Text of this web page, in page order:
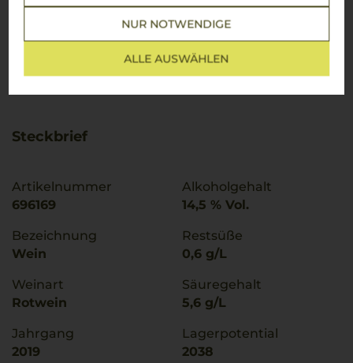
NUR NOTWENDIGE
ALLE AUSWÄHLEN
Weinkunst und als einer der edelsten Weine der Welt. Dieser
Wein wird ausschließlich aus der Sangiovese Grosso Traube
Mehr Weine aus Brunello di Montalcino DOCG
Steckbrief
Artikelnummer
696169
Bezeichnung
Wein
Weinart
Rotwein
Jahrgang
2019
Alkoholgehalt
14,5 % Vol.
Restsüße
0,6 g/L
Säuregehalt
5,6 g/L
Lagerpotential
2038